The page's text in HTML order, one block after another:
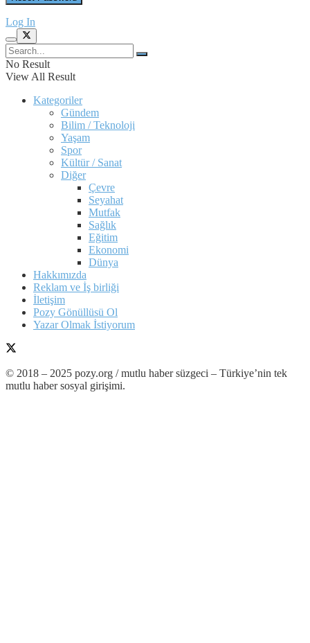
Log In
No Result
View All Result
Kategoriler
Gündem
Bilim / Teknoloji
Yaşam
Spor
Kültür / Sanat
Diğer
Çevre
Seyahat
Mutfak
Sağlık
Eğitim
Ekonomi
Dünya
Hakkımızda
Reklam ve İş birliği
İletişim
Pozy Gönüllüsü Ol
Yazar Olmak İstiyorum
© 2018 – 2025 pozy.org / mutlu haber süzgeci – Türkiye’nin tek
mutlu haber sosyal girişimi.